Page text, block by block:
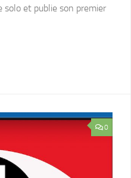
solo et publie son premier
0